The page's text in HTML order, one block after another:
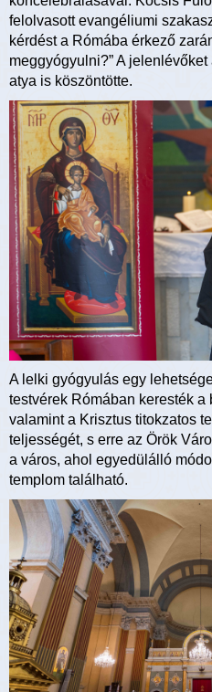
felolvasott evangéliumi
kérdést a Rómába érkező
meggyógyulni?” A
atya is köszöntötte.
A lelki gyógyulás egy
testvérek Rómában keresték
valamint a Krisztus titokzatos
teljességét, s erre az Örök
a város, ahol egyedülálló
templom található.